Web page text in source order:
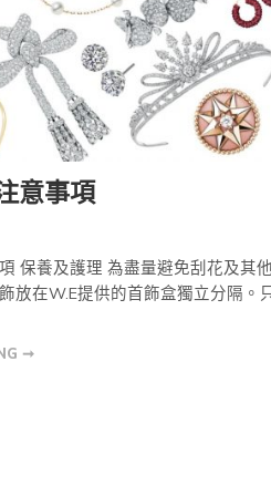
意事項
保養及護理 為盡量避免刮花及其他
放在W.E提供的首飾盒獨立分隔。
➞